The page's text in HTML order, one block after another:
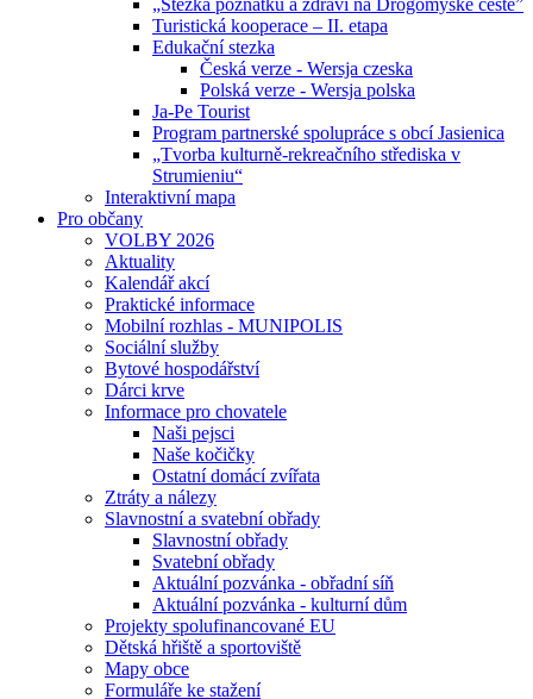
„Stezka poznatků a zdraví na Drogomyské cestě”
Turistická kooperace – II. etapa
Edukační stezka
Česká verze - Wersja czeska
Polská verze - Wersja polska
Ja-Pe Tourist
Program partnerské spolupráce s obcí Jasienica
„Tvorba kulturně-rekreačního střediska v
Strumieniu“
Interaktivní mapa
Pro občany
VOLBY 2026
Aktuality
Kalendář akcí
Praktické informace
Mobilní rozhlas - MUNIPOLIS
Sociální služby
Bytové hospodářství
Dárci krve
Informace pro chovatele
Naši pejsci
Naše kočičky
Ostatní domácí zvířata
Ztráty a nálezy
Slavnostní a svatební obřady
Slavnostní obřady
Svatební obřady
Aktuální pozvánka - obřadní síň
Aktuální pozvánka - kulturní dům
Projekty spolufinancované EU
Dětská hřiště a sportoviště
Mapy obce
Formuláře ke stažení